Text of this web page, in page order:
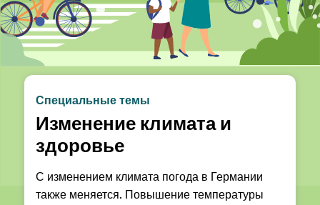
Специальные темы
Изменение климата и
здоровье
С изменением климата погода в Германии
также меняется. Повышение температуры